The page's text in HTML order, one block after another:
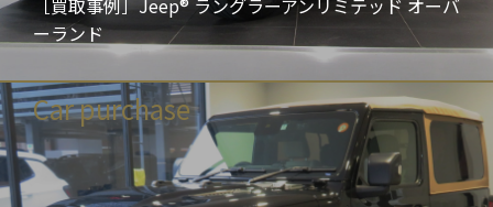
［買取事例］Jeep® ラングラーアンリミテッド オーバ
ーランド
Car purchase